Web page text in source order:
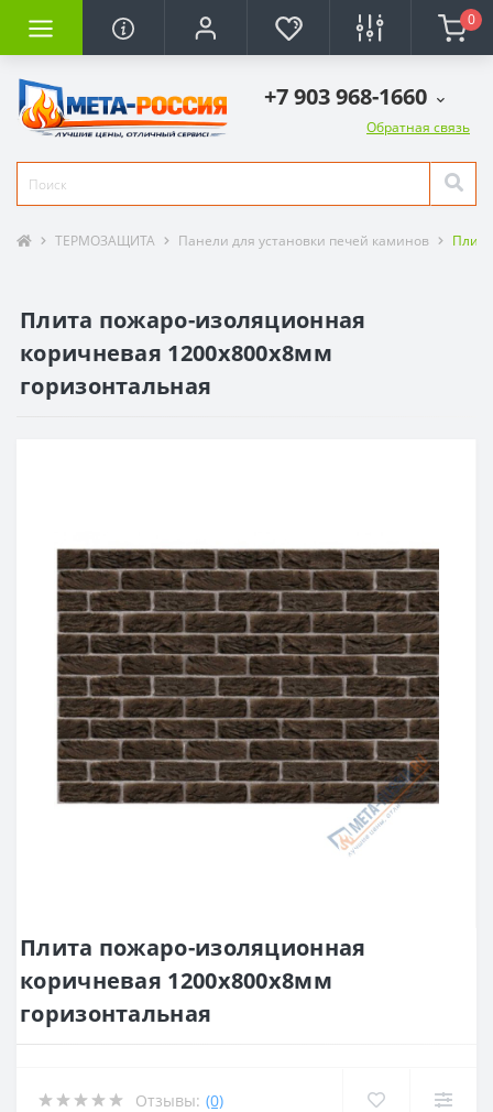
0
+7 903 968-1660
Обратная связь
ТЕРМОЗАЩИТА Панели для установки печей каминов
Плита пожаро-изоляционная
коричневая 1200х800х8мм
горизонтальная
Плита пожаро-изоляционная
коричневая 1200х800х8мм
горизонтальная
Отзывы: (0)